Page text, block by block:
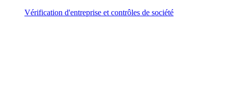
Vérification d'entreprise et contrôles de société